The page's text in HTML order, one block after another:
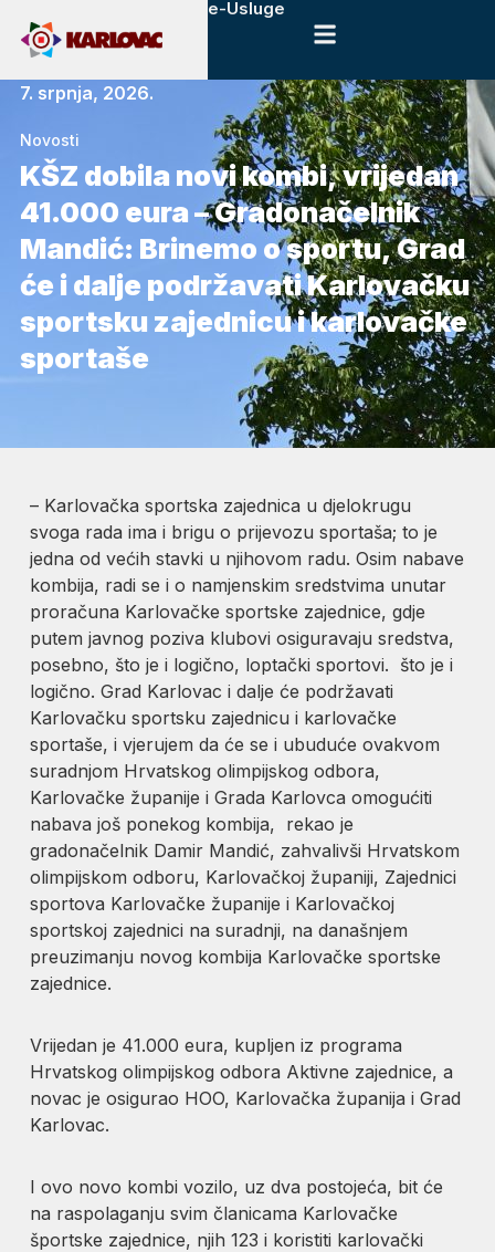
e-Usluge
7. srpnja, 2026.
Novosti
KŠZ dobila novi kombi, vrijedan
41.000 eura – Gradonačelnik
Mandić: Brinemo o sportu, Grad
će i dalje podržavati Karlovačku
sportsku zajednicu i karlovačke
sportaše
– Karlovačka sportska zajednica u djelokrugu
svoga rada ima i brigu o prijevozu sportaša; to je
jedna od većih stavki u njihovom radu. Osim nabave
kombija, radi se i o namjenskim sredstvima unutar
proračuna Karlovačke sportske zajednice, gdje
putem javnog poziva klubovi osiguravaju sredstva,
posebno, što je i logično, loptački sportovi. što je i
logično. Grad Karlovac i dalje će podržavati
Karlovačku sportsku zajednicu i karlovačke
sportaše, i vjerujem da će se i ubuduće ovakvom
suradnjom Hrvatskog olimpijskog odbora,
Karlovačke županije i Grada Karlovca omogućiti
nabava još ponekog kombija, rekao je
gradonačelnik Damir Mandić, zahvalivši Hrvatskom
olimpijskom odboru, Karlovačkoj županiji, Zajednici
sportova Karlovačke županije i Karlovačkoj
sportskoj zajednici na suradnji, na današnjem
preuzimanju novog kombija Karlovačke sportske
zajednice.
Vrijedan je 41.000 eura, kupljen iz programa
Hrvatskog olimpijskog odbora Aktivne zajednice, a
novac je osigurao HOO, Karlovačka županija i Grad
Karlovac.
I ovo novo kombi vozilo, uz dva postojeća, bit će
na raspolaganju svim članicama Karlovačke
športske zajednice, njih 123 i koristiti karlovački